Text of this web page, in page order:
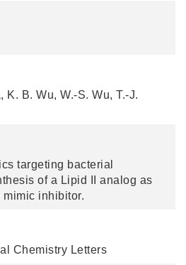
K. B. Wu, W.-S. Wu, T.-J.
targeting bacterial
of a Lipid II analog as
inhibitor.
Chemistry Letters